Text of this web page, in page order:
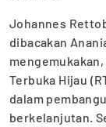
Johannes
dibacakan
Terbuka Hijau
dalam
berkelanjutan.